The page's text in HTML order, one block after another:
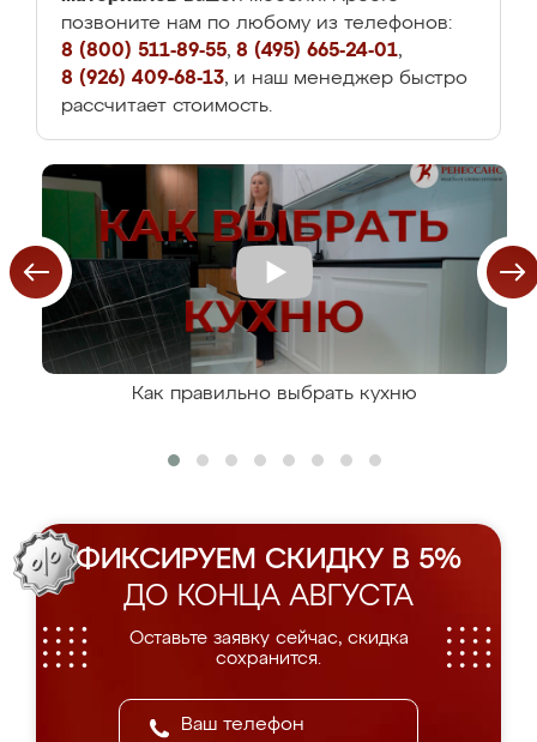
позвоните нам по любому из телефонов:
8 (800) 511-89-55, 8 (495) 665-24-01,
8 (926) 409-68-13, и наш менеджер быстро
рассчитает стоимость.
Как правильно выбрать кухню
ФИКСИРУЕМ СКИДКУ В 5%
ДО КОНЦА АВГУСТА
Оставьте заявку сейчас, скидка
сохранится.